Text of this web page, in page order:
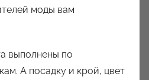
моды вам
выполнены по
А посадку и крой, цвет